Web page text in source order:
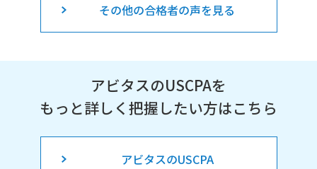
その他の合格者の声を見る
アビタスのUSCPAを
もっと詳しく把握したい方はこちら
アビタスのUSCPA